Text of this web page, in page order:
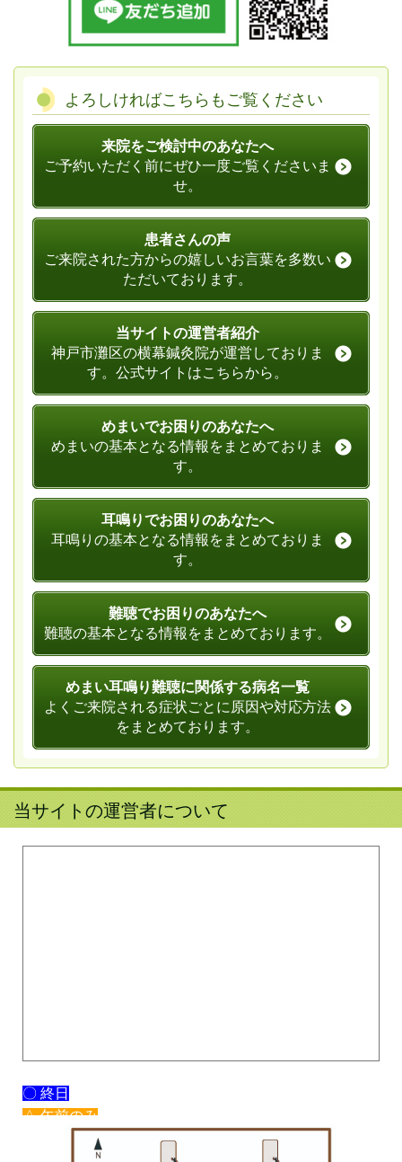
よろしければこちらもご覧ください
来院をご検討中のあなたへ
ご予約いただく前にぜひ一度ご覧くださいま
せ。
患者さんの声
ご来院された方からの嬉しいお言葉を多数い
ただいております。
当サイトの運営者紹介
神戸市灘区の横幕鍼灸院が運営しておりま
す。公式サイトはこちらから。
めまいでお困りのあなたへ
めまいの基本となる情報をまとめておりま
す。
耳鳴りでお困りのあなたへ
耳鳴りの基本となる情報をまとめておりま
す。
難聴でお困りのあなたへ
難聴の基本となる情報をまとめております。
めまい耳鳴り難聴に関係する病名一覧
よくご来院される症状ごとに原因や対応方法
をまとめております。
当サイトの運営者について
〇 終日
△ 午前のみ